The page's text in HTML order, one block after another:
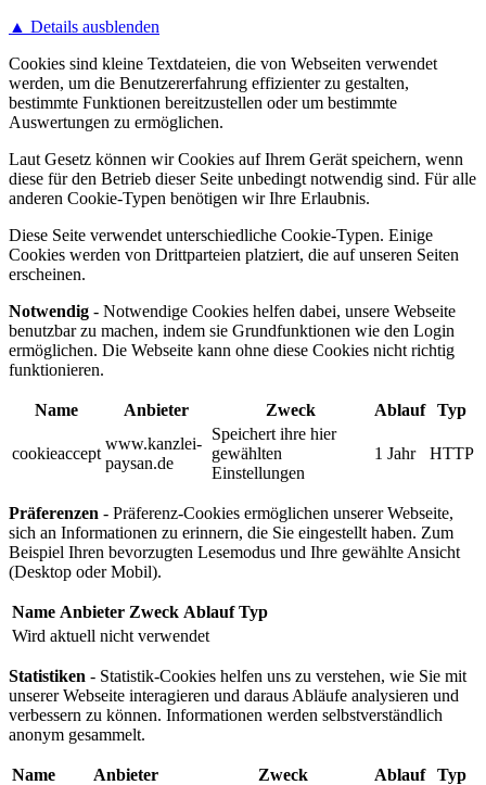
▲ Details ausblenden
Cookies sind kleine Textdateien, die von Webseiten verwendet
werden, um die Benutzererfahrung effizienter zu gestalten,
bestimmte Funktionen bereitzustellen oder um bestimmte
Auswertungen zu ermöglichen.
Laut Gesetz können wir Cookies auf Ihrem Gerät speichern, wenn
diese für den Betrieb dieser Seite unbedingt notwendig sind. Für alle
anderen Cookie-Typen benötigen wir Ihre Erlaubnis.
Diese Seite verwendet unterschiedliche Cookie-Typen. Einige
Cookies werden von Drittparteien platziert, die auf unseren Seiten
erscheinen.
Notwendig - Notwendige Cookies helfen dabei, unsere Webseite
benutzbar zu machen, indem sie Grundfunktionen wie den Login
ermöglichen. Die Webseite kann ohne diese Cookies nicht richtig
funktionieren.
Name Anbieter Zweck Ablauf Typ
cookieaccept
www.kanzlei-
paysan.de
Speichert ihre hier
gewählten
Einstellungen
1 Jahr HTTP
Präferenzen - Präferenz-Cookies ermöglichen unserer Webseite,
sich an Informationen zu erinnern, die Sie eingestellt haben. Zum
Beispiel Ihren bevorzugten Lesemodus und Ihre gewählte Ansicht
(Desktop oder Mobil).
Name Anbieter Zweck Ablauf Typ
Wird aktuell nicht verwendet
Statistiken - Statistik-Cookies helfen uns zu verstehen, wie Sie mit
unserer Webseite interagieren und daraus Abläufe analysieren und
verbessern zu können. Informationen werden selbstverständlich
anonym gesammelt.
Name Anbieter Zweck Ablauf
Typ